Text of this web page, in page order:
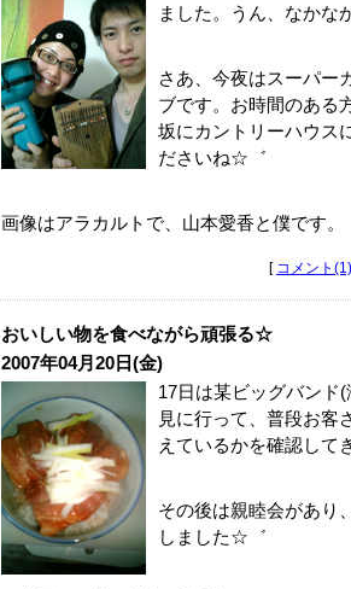
ました。うん、なかな
さあ、今夜はスーパー
ブです。お時間のある
坂にカントリーハウス
ださいね☆゛
画像はアラカルトで、山本愛香と僕です。
[ コメント(1)
おいしい物を食べながら頑張る☆
2007年04月20日(金)
17日は某ビッグバンド
見に行って、普段お客
えているかを確認して
その後は親睦会があり
しました☆゛